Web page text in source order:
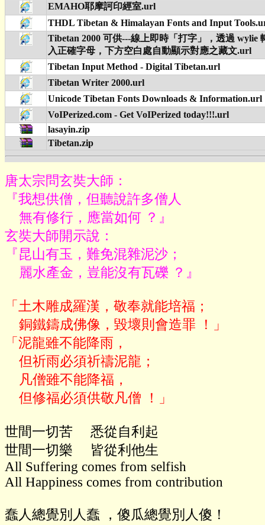
EMAHO耶摩訶印經室.url
THDL Tibetan & Himalayan Fonts and Input
Tibetan 2000 可供---線上即時「打字」，透過 wylie
入正確字母，下方空白處自動顯示對應之藏文.url
Tibetan Input Method - Digital Tibetan.url
Tibetan Writer 2000.url
Unicode Tibetan Fonts Downloads & Information.url
VoIPerized.com - Get VoIPerized today!!!.url
lasayin.zip
Tibetan.zip
唐太宗問玄奘大師：
『我想供僧，但聽說許多僧人
玄奘大師開示說：
『昆山有玉，難免混雜泥沙；
    麗水產金，豈能沒有瓦礫 ？』
「土木雕成羅漢，敬奉就能培福；
「泥龍雖不能降雨，
世間一切苦     悉從自利起
世間一切樂     皆從利他生
All Suffering comes from selfish
All Happiness comes from contribution
蠢人總覺別人蠢 ，傻瓜總覺別人傻！